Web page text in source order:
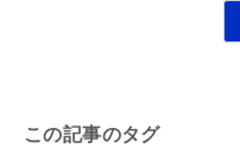
この記事のタグ